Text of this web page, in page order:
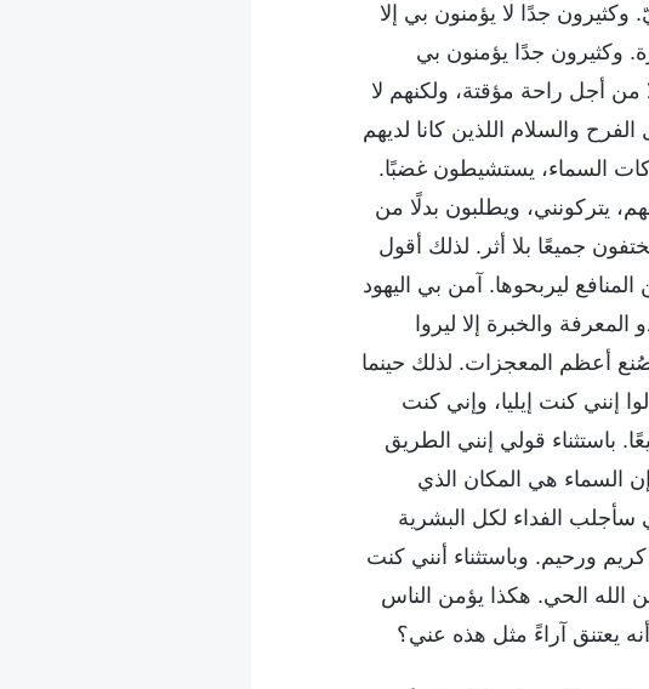
وكثيرون جدًا لا يؤمنون بي إلا
وكثيرون جدًا يؤمنون بي
من أجل راحة مؤقتة، ولكنهم لا
والسلام اللذين كانا لديهم
السماء، يستشيطون غضبًا.
يتركونني، ويطلبون بدلًا من
جميعًا بلا أثر. لذلك أقول
ليربحوها. آمن بي اليهود
والخبرة إلا ليروا
صُنع أعظم المعجزات. لذلك حينما
إنني كنت إيليا، وإني كنت
باستثناء قولي إنني الطريق
السماء هي المكان الذي
سأجلب الفداء لكل البشرية
ورحيم. وباستثناء أنني كنت
الله الحي. هكذا يؤمن الناس
يعتنق آراءً مثل هذه عني؟